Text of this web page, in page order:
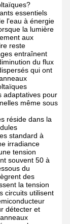
essentiels
l'eau à énergie
la lumière
aux
reste
entraînent
du flux
qui ont
adaptatives pour
même sous
réside dans la
standard à
irradiance
tension
souvent 50 à
du
des
la tension
circuits utilisent
détecter et